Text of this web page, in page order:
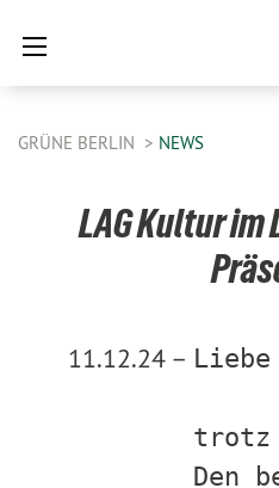
GRÜNE BERLIN NEWS
LAG Kultur im
11.12.24 –
trotz
Den